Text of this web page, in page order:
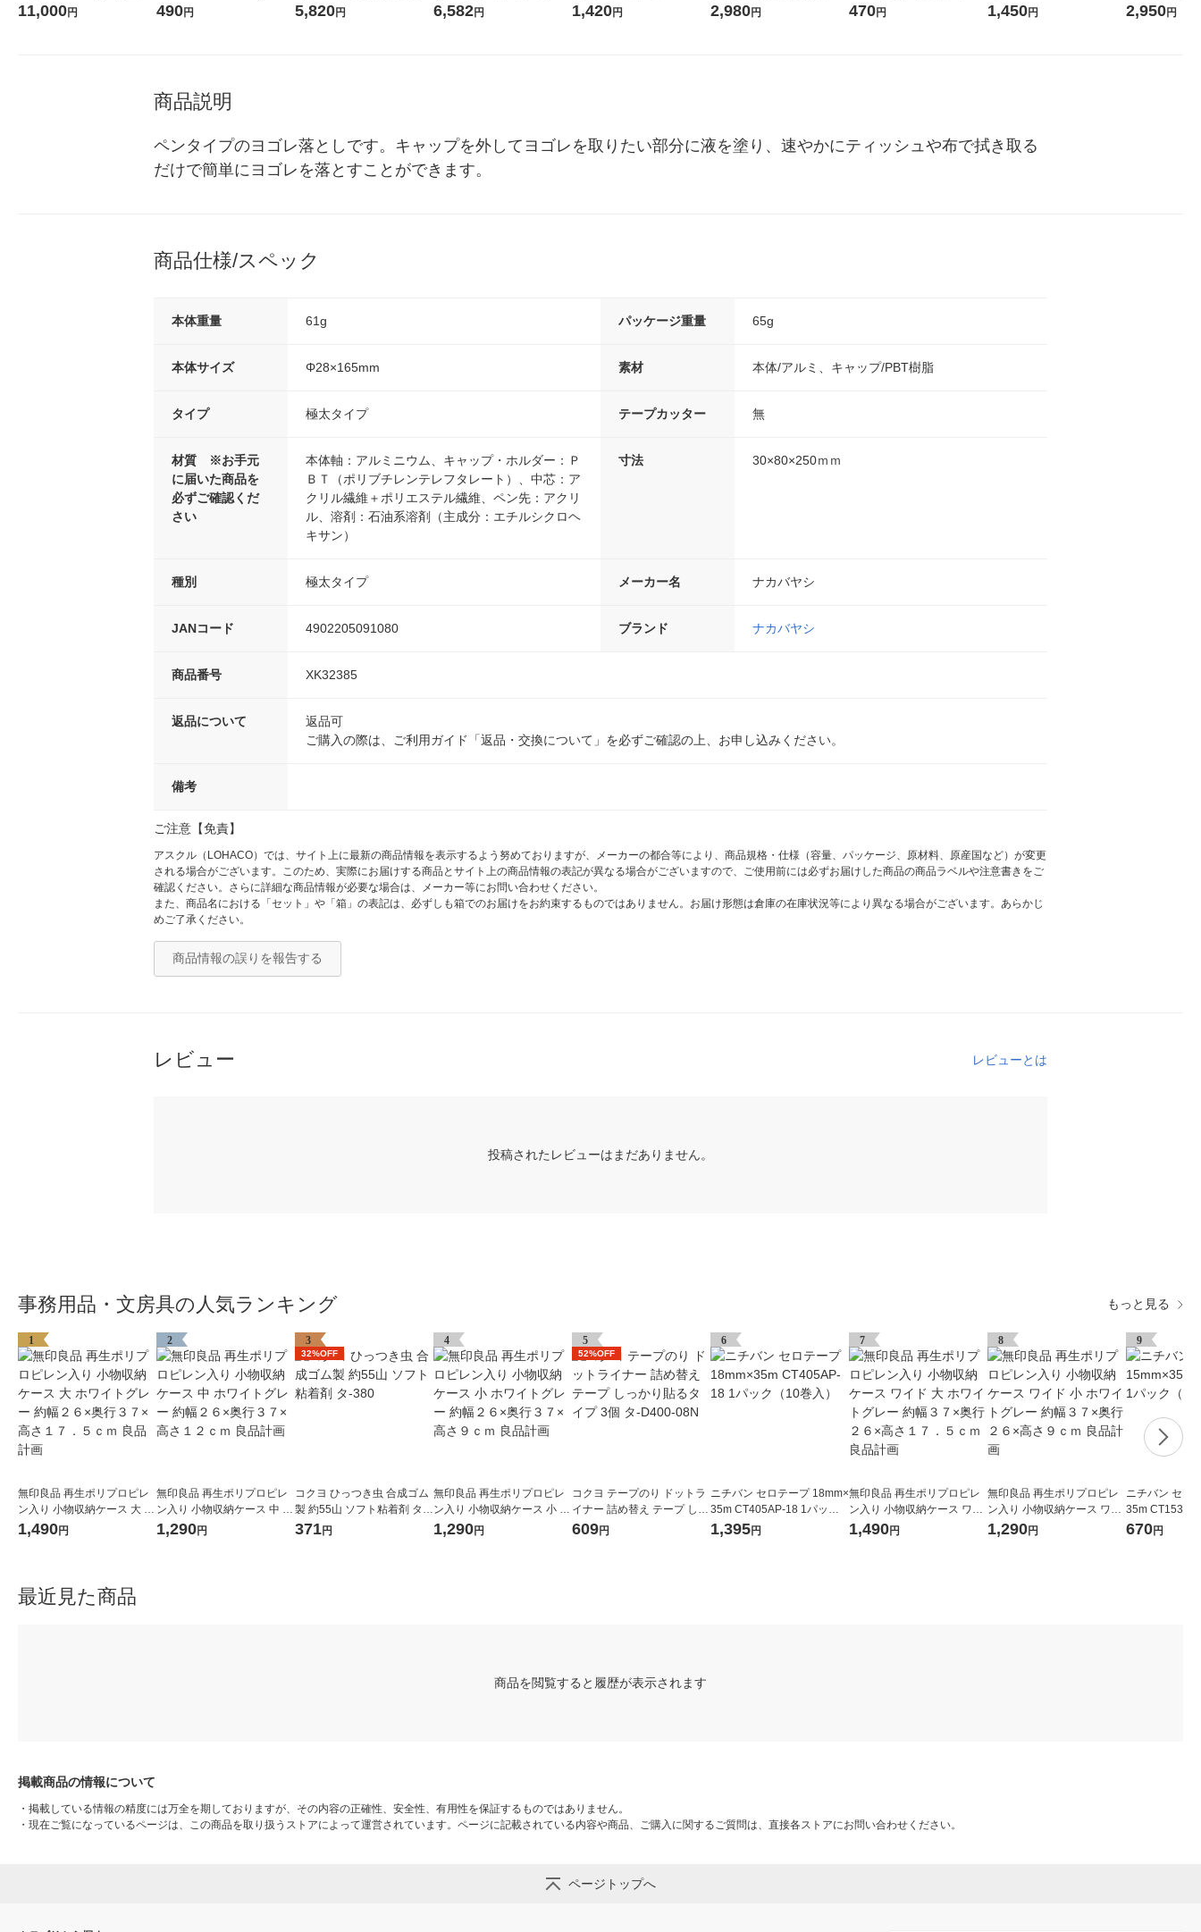
堂 おまけ付き
11,000円
コウォーター）2L ラベルレ
490円
ガジャンボ 2300g 1セット
5,820円
ーの香り 柔軟剤 詰め替え 超
6,582円
箱（24本入）
1,420円
し 無洗米 5kg 1袋 令和7年産
2,980円
ックティッシュ フィオナ オ
470円
1箱（20本入）ラベルレス
1,450円
し 精白米 5kg
2,950円
商品説明
ペンタイプのヨゴレ落としです。キャップを外してヨゴレを取りたい部分に液を塗り、速やかにティッシュや布で拭き取る
だけで簡単にヨゴレを落とすことができます。
商品仕様/スペック
本体重量 61g パッケージ重量 65g
本体サイズ Φ28×165mm 素材 本体/アルミ、キャップ/PBT樹脂
タイプ 極太タイプ テープカッター 無
材質 ※お手元
に届いた商品を
必ずご確認くだ
さい
本体軸：アルミニウム、キャップ・ホルダー：Ｐ
ＢＴ（ポリブチレンテレフタレート）、中芯：ア
クリル繊維＋ポリエステル繊維、ペン先：アクリ
ル、溶剤：石油系溶剤（主成分：エチルシクロヘ
キサン）
寸法 30×80×250ｍｍ
種別 極太タイプ メーカー名 ナカバヤシ
JANコード 4902205091080 ブランド ナカバヤシ
商品番号 XK32385
返品について
返品可
ご購入の際は、ご利用ガイド「返品・交換について」を必ずご確認の上、お申し込みください。
備考
ご注意【免責】
アスクル（LOHACO）では、サイト上に最新の商品情報を表示するよう努めておりますが、メーカーの都合等により、商品規格・仕様（容量、パッケージ、原材料、原産国など）が変更
される場合がございます。このため、実際にお届けする商品とサイト上の商品情報の表記が異なる場合がございますので、ご使用前には必ずお届けした商品の商品ラベルや注意書きをご
確認ください。さらに詳細な商品情報が必要な場合は、メーカー等にお問い合わせください。
また、商品名における「セット」や「箱」の表記は、必ずしも箱でのお届けをお約束するものではありません。お届け形態は倉庫の在庫状況等により異なる場合がございます。あらかじ
めご了承ください。
商品情報の誤りを報告する
レビュー レビューとは
投稿されたレビューはまだありません。
事務用品・文房具の人気ランキング もっと見る
1
無印良品 再生ポリプロピレ
ン入り 小物収納ケース 大 ホ
ワイトグレー 約幅２６×奥行
1,490円
2
無印良品 再生ポリプロピレ
ン入り 小物収納ケース 中 ホ
ワイトグレー 約幅２６×奥行
1,290円
3
32%OFF
コクヨ ひっつき虫 合成ゴム
製 約55山 ソフト粘着剤 タ-3
80
371円
4
無印良品 再生ポリプロピレ
ン入り 小物収納ケース 小 ホ
ワイトグレー 約幅２６×奥行
1,290円
5
52%OFF
コクヨ テープのり ドットラ
イナー 詰め替え テープ しっ
かり貼るタイプ 3個 タ-D400
609円
6
ニチバン セロテープ 18mm×
35m CT405AP-18 1パック
（10巻入）
1,395円
7
無印良品 再生ポリプロピレ
ン入り 小物収納ケース ワイ
ド 大 ホワイトグレー 約幅３
1,490円
8
無印良品 再生ポリプロピレ
ン入り 小物収納ケース ワイ
ド 小 ホワイトグレー 約幅３
1,290円
9
ニチバン セロ
35m CT1535-
巻入）
670円
最近見た商品
商品を閲覧すると履歴が表示されます
掲載商品の情報について
・ 掲載している情報の精度には万全を期しておりますが、その内容の正確性、安全性、有用性を保証するものではありません。
・ 現在ご覧になっているページは、この商品を取り扱うストアによって運営されています。ページに記載されている内容や商品、ご購入に関するご質問は、直接各ストアにお問い合わせください。
ページトップへ